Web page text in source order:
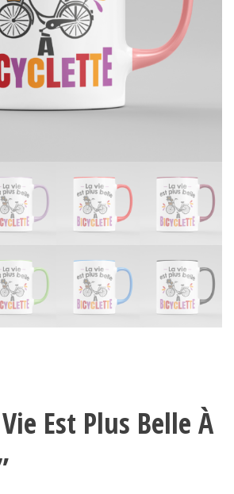
Est Plus Belle À